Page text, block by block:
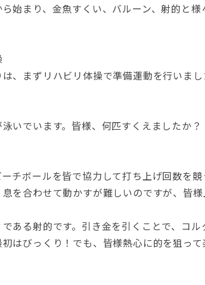
始まり、金魚すくい、バルーン、射的と
、まずリハビリ体操で準備運動を行いまし
いでいます。皆様、何匹すくえましたか？
チボールを皆で協力して打ち上げ回数を
を合わせて動かすが難しいのですが、皆様
ある射的です。引き金を引くことで、コ
はびっくり！でも、皆様熱心に的を狙って